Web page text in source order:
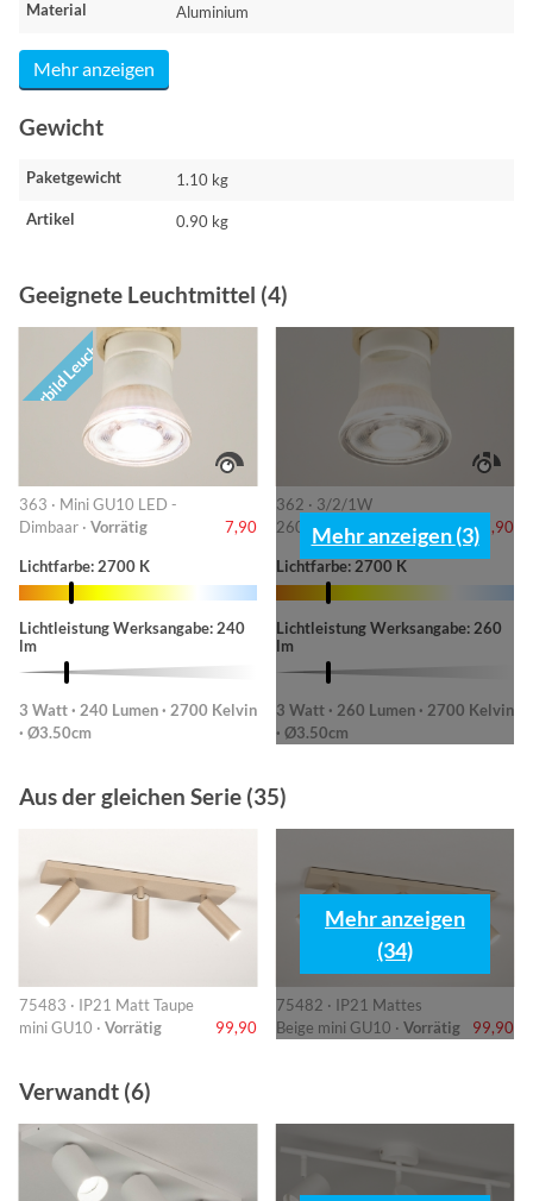
Material Aluminium
Mehr anzeigen
Gewicht
Paketgewicht 1.10 kg
Artikel 0.90 kg
Geeignete Leuchtmittel (4)
Vorbild Leuchte
363 · Mini GU10 LED -
Dimbaar · Vorrätig 7,90
Lichtfarbe: 2700 K
Lichtleistung Werksangabe: 240
lm
3 Watt · 240 Lumen · 2700 Kelvin
· Ø3.50cm
362 · 3/2/1W
260/140/40lm ·
Vorrätig 7,90
Lichtfarbe: 2700 K
Lichtleistung Werksangabe: 260
lm
3 Watt · 260 Lumen · 2700 Kelvin
· Ø3.50cm
Mehr anzeigen (3)
Aus der gleichen Serie (35)
75483 · IP21 Matt Taupe
mini GU10 · Vorrätig 99,90
75482 · IP21 Mattes
Beige mini GU10 · Vorrätig 99,90
Mehr anzeigen
(34)
Verwandt (6)